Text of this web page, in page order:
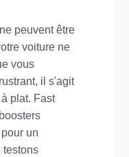
peuvent être
voiture ne
vous
il s'agit
plat. Fast
un
testons